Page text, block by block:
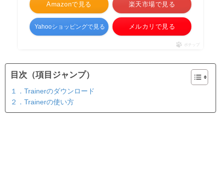
Amazonで見る 楽天市場で見る
Yahooショッピングで見る メルカリで見る
ポチップ
目次（項目ジャンプ）
１．Trainerのダウンロード
２．Trainerの使い方